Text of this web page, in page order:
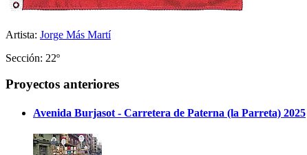
Artista: Jorge Más Martí
Sección: 22º
Proyectos anteriores
Avenida Burjasot - Carretera de Paterna (la Parreta) 2025